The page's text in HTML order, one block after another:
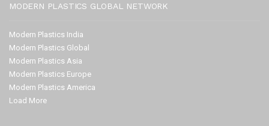
MODERN PLASTICS GLOBAL NETWORK
Modern Plastics India
Modern Plastics Global
Modern Plastics Asia
Modern Plastics Europe
Modern Plastics America
Load More